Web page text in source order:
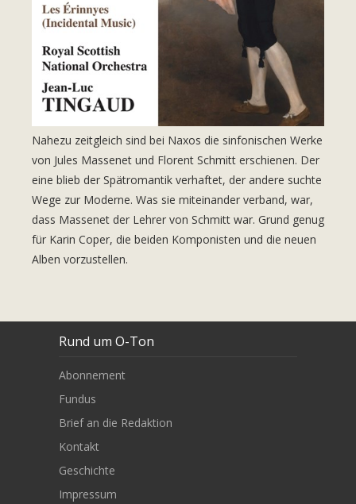
Nahezu zeitgleich sind bei Naxos die sinfonischen Werke
von Jules Massenet und Florent Schmitt erschienen. Der
eine blieb der Spätromantik verhaftet, der andere suchte
Wege zur Moderne. Was sie miteinander verband, war,
dass Massenet der Lehrer von Schmitt war. Grund genug
für Karin Coper, die beiden Komponisten und die neuen
Alben vorzustellen.
Rund um O-Ton
Abonnement
Fundus
Brief an die Redaktion
Kontakt
Geschichte
Impressum